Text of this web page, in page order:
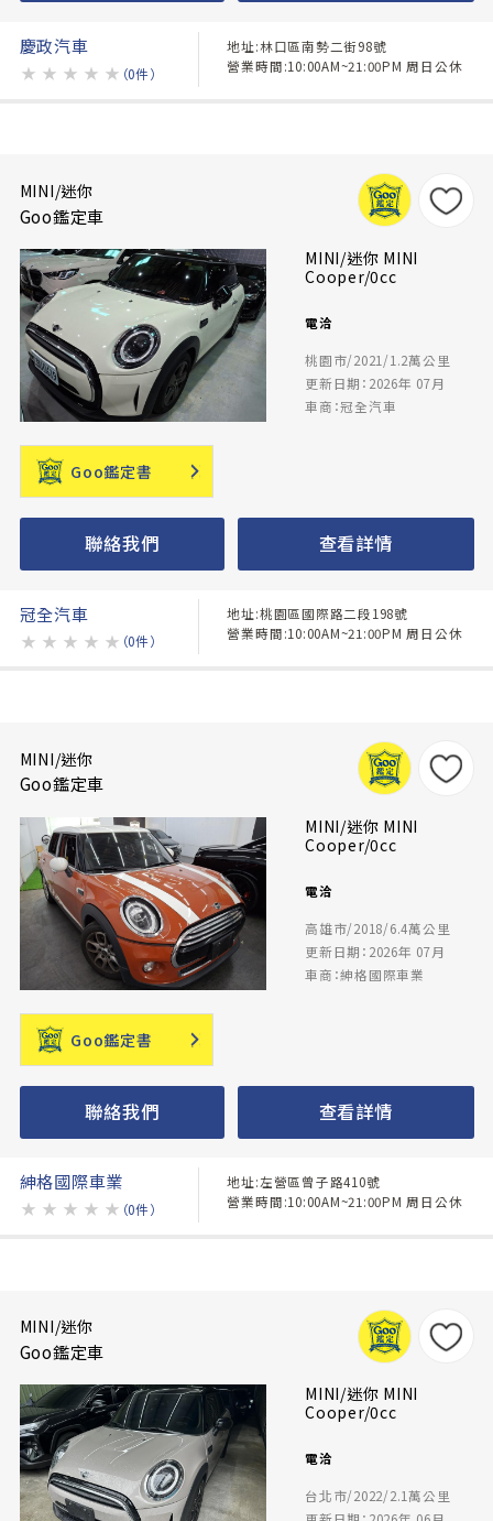
慶政汽車
★ ★ ★ ★ ★ （0件）
地址:林口區南勢二街98號
營業時間:10:00AM~21:00PM 周日公休
MINI/迷你
Goo鑑定車
MINI/迷你 MINI
Cooper/0cc
電洽
桃園市/2021/1.2萬公里
更新日期：2026年 07月
車商：冠全汽車
Goo鑑定書
聯絡我們 查看詳情
冠全汽車
★ ★ ★ ★ ★ （0件）
地址:桃園區國際路二段198號
營業時間:10:00AM~21:00PM 周日公休
MINI/迷你
Goo鑑定車
MINI/迷你 MINI
Cooper/0cc
電洽
高雄市/2018/6.4萬公里
更新日期：2026年 07月
車商：紳格國際車業
Goo鑑定書
聯絡我們 查看詳情
紳格國際車業
★ ★ ★ ★ ★ （0件）
地址:左營區曾子路410號
營業時間:10:00AM~21:00PM 周日公休
MINI/迷你
Goo鑑定車
MINI/迷你 MINI
Cooper/0cc
電洽
台北市/2022/2.1萬公里